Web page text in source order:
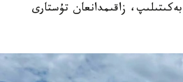
زاقىمدانعان تۇستارى